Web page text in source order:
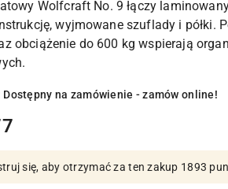
Wolfcraft No. 9 łączy
wyjmowane szuflady i półki.
obciążenie do 600 kg wspierają
Dostępny na zamówienie - zamów online!
się, aby otrzymać za ten zakup 1893